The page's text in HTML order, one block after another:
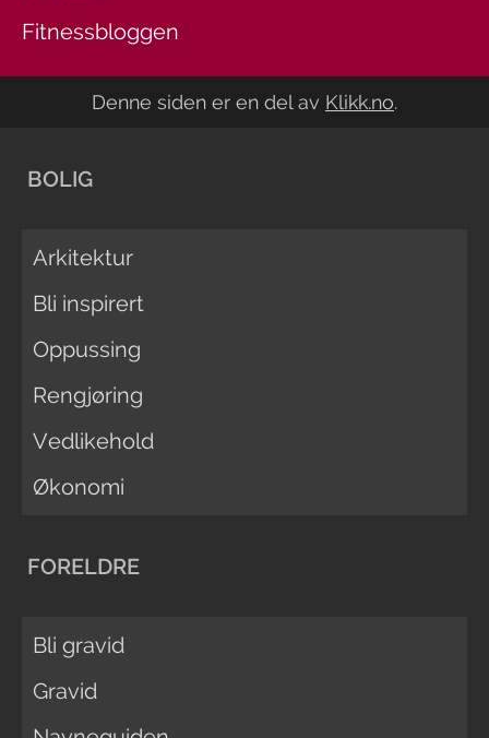
Fitnessbloggen
Denne siden er en del av Klikk.no.
BOLIG
Arkitektur
Bli inspirert
Oppussing
Rengjøring
Vedlikehold
Økonomi
FORELDRE
Bli gravid
Gravid